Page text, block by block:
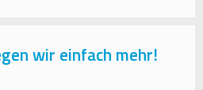
wir einfach mehr!